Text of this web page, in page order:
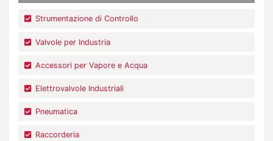
Strumentazione di Controllo
Valvole per Industria
Accessori per Vapore e Acqua
Elettrovalvole Industriali
Pneumatica
Raccorderia